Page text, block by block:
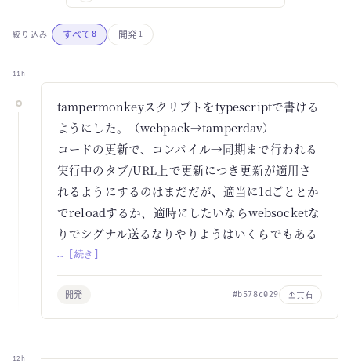
絞り込み すべて8 開発1
11h
tampermonkeyスクリプトをtypescriptで書ける
ようにした。（webpack→tamperdav）
コードの更新で、コンパイル→同期まで行われる
実行中のタブ/URL上で更新につき更新が適用さ
れるようにするのはまだだが、適当に1dごととか
でreloadするか、適時にしたいならwebsocketな
りでシグナル送るなりやりようはいくらでもある
… [続き]
開発 #b578c029 共有
12h